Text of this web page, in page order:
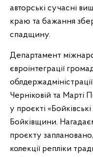
авторські сучасні
краю та бажання
спадщину.
Департамент
євроінтеграції
Черніковій та Марті
у проєкті
Бойківщини.
проєкту
колекції репліки